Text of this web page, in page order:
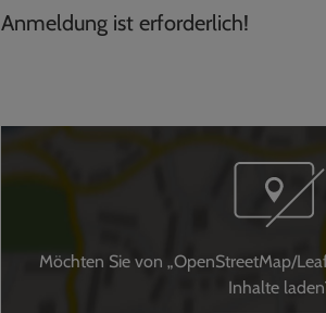
Anmeldung ist erforderlich!
Möchten Sie von „OpenStreetMap/
Inhalte